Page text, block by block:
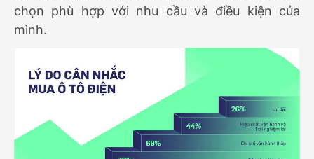
chọn phù hợp với nhu cầu và điều kiện của
mình.